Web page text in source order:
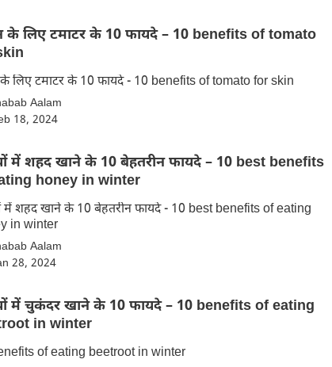
टमाटर के 10 फायदे – 10 benefits of tomato
स्किन के लिए टमाटर के 10 फायदे - 10 benefits of tomato for skin
Aalam
18, 2024
में शहद खाने के 10 बेहतरीन फायदे – 10 best benefits
honey in winter
में शहद खाने के 10 बेहतरीन फायदे - 10 best benefits of eating
in winter
Aalam
28, 2024
में चुकंदर खाने के 10 फायदे – 10 benefits of eating
in winter
of eating beetroot in winter